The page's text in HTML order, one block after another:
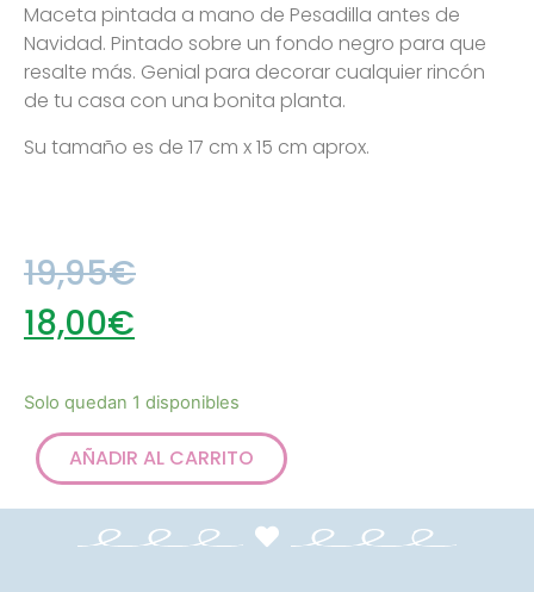
Maceta pintada a mano de Pesadilla antes de
Navidad. Pintado sobre un fondo negro para que
resalte más. Genial para decorar cualquier rincón
de tu casa con una bonita planta.
Su tamaño es de 17 cm x 15 cm aprox.
19,95€
18,00€
Solo quedan 1 disponibles
AÑADIR AL CARRITO